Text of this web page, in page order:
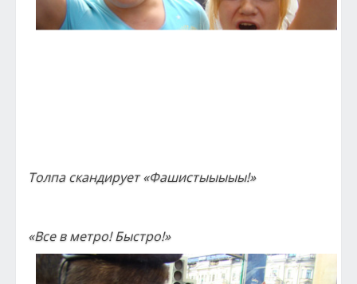
Толпа скандирует «Фашистыыыыы!»
«Все в метро! Быстро!»